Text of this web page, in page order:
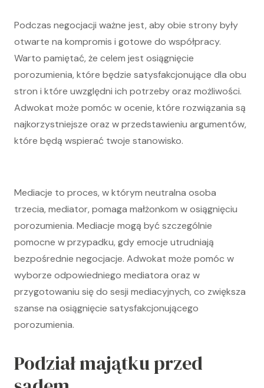
Podczas negocjacji ważne jest, aby obie strony były
otwarte na kompromis i gotowe do współpracy.
Warto pamiętać, że celem jest osiągnięcie
porozumienia, które będzie satysfakcjonujące dla obu
stron i które uwzględni ich potrzeby oraz możliwości.
Adwokat może pomóc w ocenie, które rozwiązania są
najkorzystniejsze oraz w przedstawieniu argumentów,
które będą wspierać twoje stanowisko.
Mediacje to proces, w którym neutralna osoba
trzecia, mediator, pomaga małżonkom w osiągnięciu
porozumienia. Mediacje mogą być szczególnie
pomocne w przypadku, gdy emocje utrudniają
bezpośrednie negocjacje. Adwokat może pomóc w
wyborze odpowiedniego mediatora oraz w
przygotowaniu się do sesji mediacyjnych, co zwiększa
szanse na osiągnięcie satysfakcjonującego
porozumienia.
Podział majątku przed